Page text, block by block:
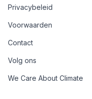
Privacybeleid
Voorwaarden
Contact
Volg ons
We Care About Climate